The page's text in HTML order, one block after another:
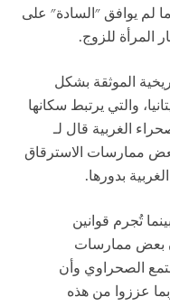
لم يوافق "السادة" على
المرأة للزوج.
الموثقة بشكل
والتي يرتبط سكانها
الغربية قال لـ
ممارسات الاسترقاق
بدورها.
تُجرم قوانين
بعض ممارسات
الصحراوي وأن
عززوا من هذه